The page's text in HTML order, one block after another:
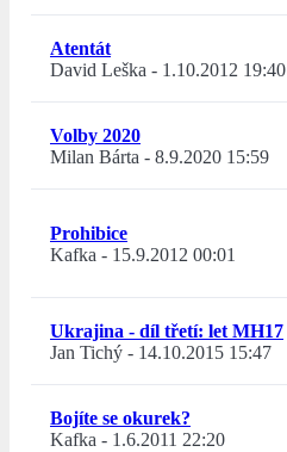
Atentát
David Leška - 1.10.2012 19:40
Volby 2020
Milan Bárta - 8.9.2020 15:59
Prohibice
Kafka - 15.9.2012 00:01
Ukrajina - díl třetí: let MH17
Jan Tichý - 14.10.2015 15:47
Bojíte se okurek?
Kafka - 1.6.2011 22:20